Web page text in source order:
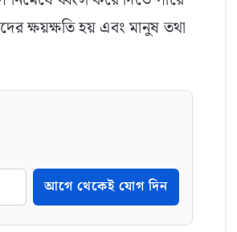
ক্ষয়ক্ষতি হয় এবং মানুষ তথা
আগে থেকেই যোগ দিন